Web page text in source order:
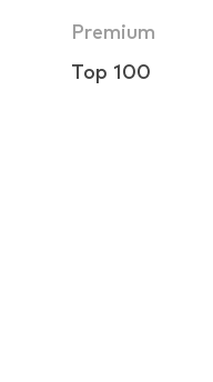
Premium
Top 100